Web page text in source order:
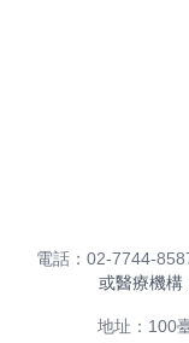
電話：02-7744-
或醫療機構
地址：100